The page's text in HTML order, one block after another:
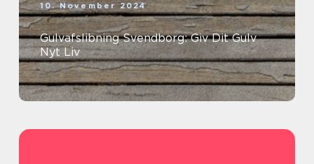
10. November 2024
Gulvafslibning Svendborg: Giv Dit Gulv
Nyt Liv